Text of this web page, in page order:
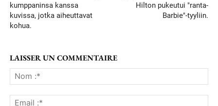
kumppaninsa kanssa
kuvissa, jotka aiheuttavat
kohua.
Hilton pukeutui "ranta-
Barbie"-tyyliin.
LAISSER UN COMMENTAIRE
:*